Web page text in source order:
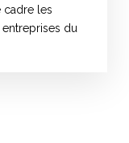
cadre les
du